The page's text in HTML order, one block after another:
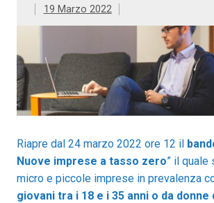
19 Marzo 2022
Riapre dal 24 marzo 2022 ore 12 il
Nuove imprese a tasso zero” il quale
micro e piccole imprese in prevalenza
giovani tra i 18 e i 35 anni o da